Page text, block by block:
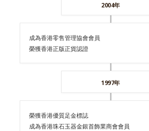
2004年
成為香港零售管理協會會員
榮獲香港正版正貨認證
1997年
榮獲香港優質足金標誌
成為香港珠石玉器金銀首飾業商會會員